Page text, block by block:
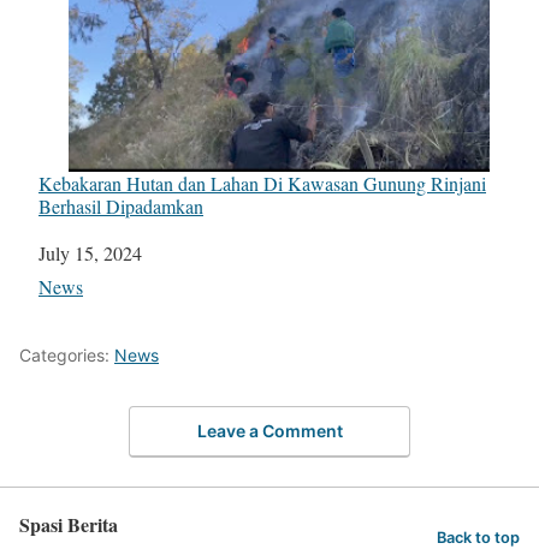
Kebakaran Hutan dan Lahan Di Kawasan Gunung Rinjani
Berhasil Dipadamkan
Date
July 15, 2024
In relation to
News
Categories: News
Leave a Comment
Spasi Berita Back to top